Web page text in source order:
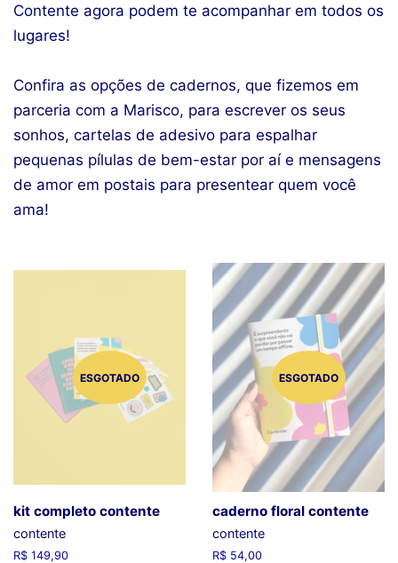
Contente agora podem te acompanhar em todos os
lugares!
Confira as opções de cadernos, que fizemos em
parceria com a Marisco, para escrever os seus
sonhos, cartelas de adesivo para espalhar
pequenas pílulas de bem-estar por aí e mensagens
de amor em postais para presentear quem você
ama!
ESGOTADO
kit completo contente
contente
Preço
R$ 149,90
ESGOTADO
caderno floral contente
contente
Preço
R$ 54,00